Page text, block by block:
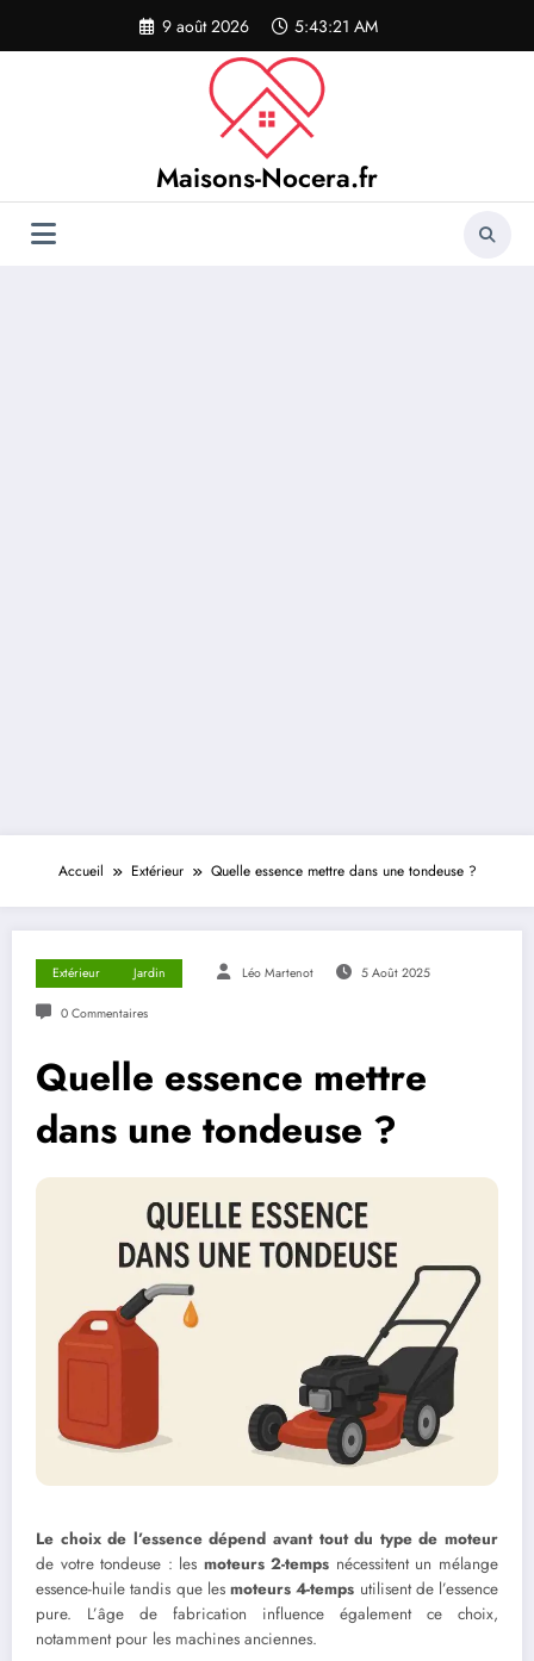
contenu
9 août 2026 5:43:21 AM
Maisons-Nocera.fr
Accueil Extérieur Quelle essence mettre dans une tondeuse ?
Extérieur Jardin Léo Martenot 5 Août 2025
0 Commentaires
Quelle essence mettre
dans une tondeuse ?
Le choix de l’essence dépend avant tout du type de moteur
de votre tondeuse : les moteurs 2-temps nécessitent un mélange
essence-huile tandis que les moteurs 4-temps utilisent de l’essence
pure. L’âge de fabrication influence également ce choix,
notamment pour les machines anciennes.